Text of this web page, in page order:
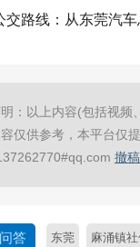
交路线：从东莞汽
：以上内容(包括视频
仅供参考，本平台仅
撤
答 东莞 麻涌镇